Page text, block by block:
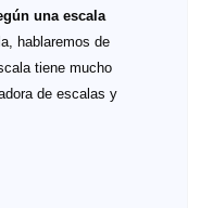
una escala
hablaremos de
tiene mucho
de escalas y